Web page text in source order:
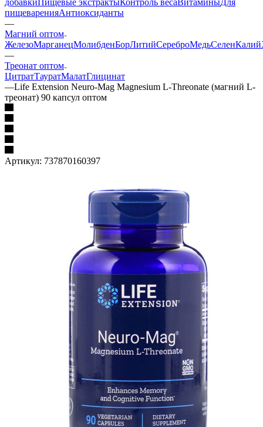
пищеваренияАнтиоксиданты
—
Магний оптом
ЖелезоМарганецМолибденБорЛитийСереброМедьСеленКалий
—
Треонат оптом
ЦитратТауратМалатГлицинат
—Life Extension Neuro-Mag Magnesium L-Threonate (магний L-
треонат) 90 капсул оптом
Артикул: 737870160397